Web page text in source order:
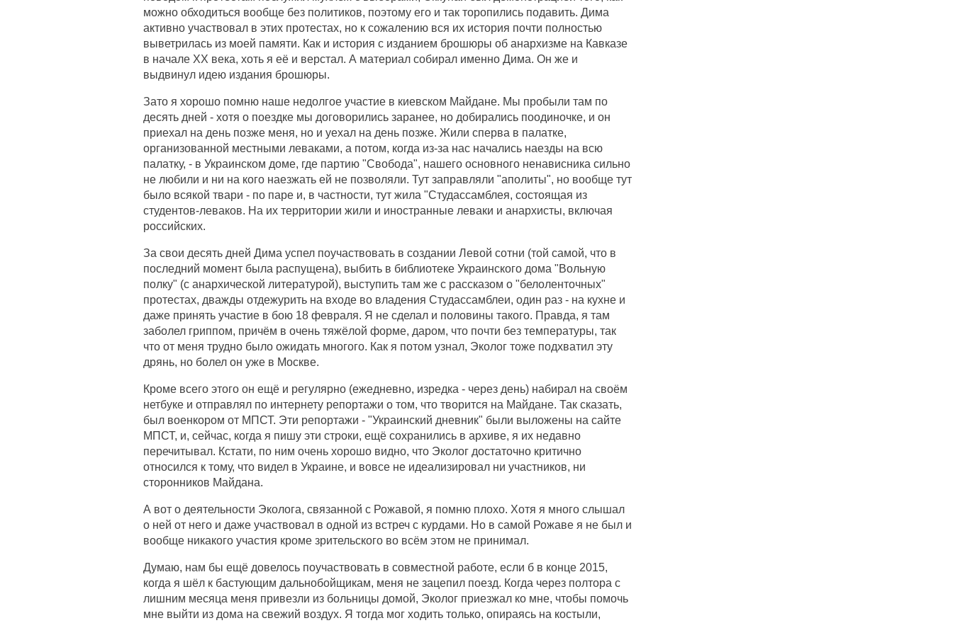
можно обходиться вообще без политиков, поэтому его и так торопились подавить. Дима
активно участвовал в этих протестах, но к сожалению вся их история почти полностью
выветрилась из моей памяти. Как и история с изданием брошюры об анархизме на Кавказе
в начале ХХ века, хоть я её и верстал. А материал собирал именно Дима. Он же и
выдвинул идею издания брошюры.
Зато я хорошо помню наше недолгое участие в киевском Майдане. Мы пробыли там по
десять дней - хотя о поездке мы договорились заранее, но добирались поодиночке, и он
приехал на день позже меня, но и уехал на день позже. Жили сперва в палатке,
организованной местными леваками, а потом, когда из-за нас начались наезды на всю
палатку, - в Украинском доме, где партию "Свобода", нашего основного ненависника сильно
не любили и ни на кого наезжать ей не позволяли. Тут заправляли "аполиты", но вообще тут
было всякой твари - по паре и, в частности, тут жила "Студассамблея, состоящая из
студентов-леваков. На их территории жили и иностранные леваки и анархисты, включая
российских.
За свои десять дней Дима успел поучаствовать в создании Левой сотни (той самой, что в
последний момент была распущена), выбить в библиотеке Украинского дома "Вольную
полку" (с анархической литературой), выступить там же с рассказом о "белоленточных"
протестах, дважды отдежурить на входе во владения Студассамблеи, один раз - на кухне и
даже принять участие в бою 18 февраля. Я не сделал и половины такого. Правда, я там
заболел гриппом, причём в очень тяжёлой форме, даром, что почти без температуры, так
что от меня трудно было ожидать многого. Как я потом узнал, Эколог тоже подхватил эту
дрянь, но болел он уже в Москве.
Кроме всего этого он ещё и регулярно (ежедневно, изредка - через день) набирал на своём
нетбуке и отправлял по интернету репортажи о том, что творится на Майдане. Так сказать,
был военкором от МПСТ. Эти репортажи - "Украинский дневник" были выложены на сайте
МПСТ, и, сейчас, когда я пишу эти строки, ещё сохранились в архиве, я их недавно
перечитывал. Кстати, по ним очень хорошо видно, что Эколог достаточно критично
относился к тому, что видел в Украине, и вовсе не идеализировал ни участников, ни
сторонников Майдана.
А вот о деятельности Эколога, связанной с Рожавой, я помню плохо. Хотя я много слышал
о ней от него и даже участвовал в одной из встреч с курдами. Но в самой Рожаве я не был и
вообще никакого участия кроме зрительского во всём этом не принимал.
Думаю, нам бы ещё довелось поучаствовать в совместной работе, если б в конце 2015,
когда я шёл к бастующим дальнобойщикам, меня не зацепил поезд. Когда через полтора с
лишним месяца меня привезли из больницы домой, Эколог приезжал ко мне, чтобы помочь
мне выйти из дома на свежий воздух. Я тогда мог ходить только, опираясь на костыли,